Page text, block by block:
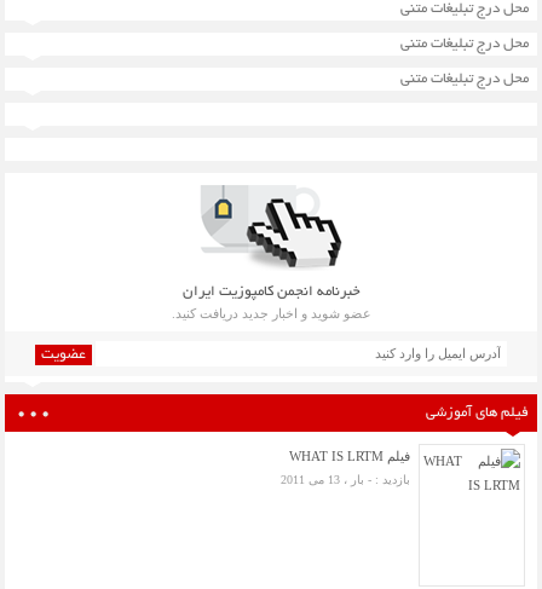
فیلم های آموزشی
فیلم WHAT IS LRTM
بازدید : - بار ، 13 می 2011
خبرنامه انجمن کامپوزیت ایران
عضو شوید و اخبار جدید دریافت کنید.
عضویت
محل درج تبلیغات متنی
محل درج تبلیغات متنی
محل درج تبلیغات متنی